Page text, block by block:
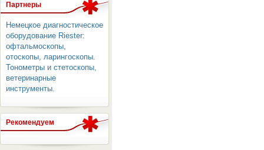
Партнеры
Немецкое диагностическое
оборудование Riester:
офтальмоскопы,
отоскопы, ларингоскопы.
Тонометры и стетоскопы,
ветеринарные
инструменты.
Рекомендуем